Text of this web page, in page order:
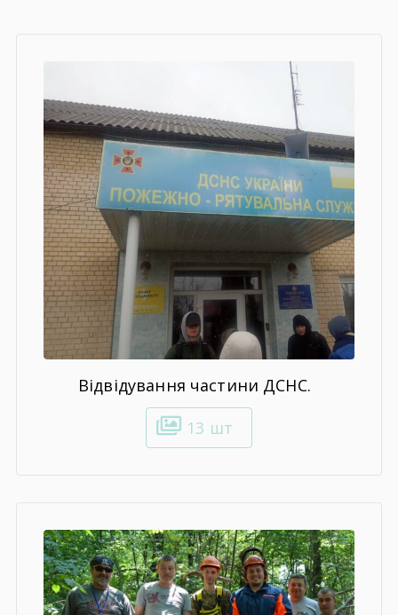
Відвідування частини ДСНС.
13 шт